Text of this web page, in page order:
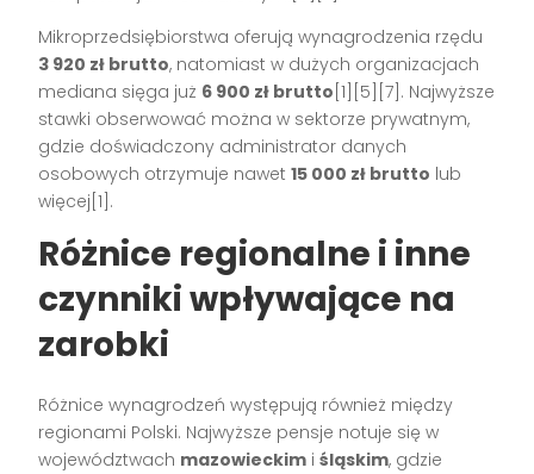
Mikroprzedsiębiorstwa oferują wynagrodzenia rzędu
3 920 zł brutto, natomiast w dużych organizacjach
mediana sięga już 6 900 zł brutto [1][5][7]. Najwyższe
stawki obserwować można w sektorze prywatnym,
gdzie doświadczony administrator danych
osobowych otrzymuje nawet15 000 zł brutto lub
więcej[1].
Różnice regionalne i inne
czynniki wpływające na
zarobki
Różnice wynagrodzeń występują również między
regionami Polski. Najwyższe pensje notuje się w
województwach mazowieckim iśląskim, gdzie